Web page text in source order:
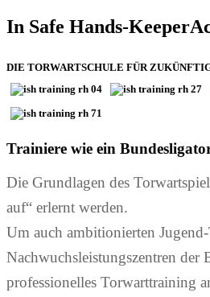
In Safe Hands-
DIE TORWARTSCHULE FÜR
Trainiere wie ein
Die Grundlagen des
auf“ erlernt werden.
Um auch ambitionierten
Nachwuchsleistungszentren der
professionelles Torwarttraining